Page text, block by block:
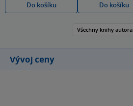
Do košíku
Do košíku
Všechny knihy autora
Vývoj ceny